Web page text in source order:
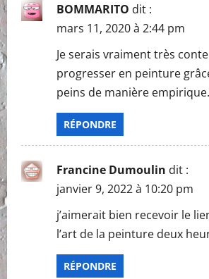
BOMMARITO dit :
mars 11, 2020 à 2:44 pm
Je serais vraiment très
progresser en peinture
peins de manière empirique.
RÉPONDRE
Francine Dumoulin dit :
janvier 9, 2022 à 10:20 pm
j’aimerait bien recevoir le
l’art de la peinture deux
RÉPONDRE